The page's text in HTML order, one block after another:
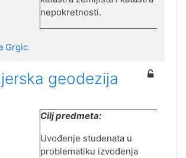
nepokretnosti.
Grgic
geodezija
Cilj predmeta:
Uvođenje studenata u
problematiku izvođenja